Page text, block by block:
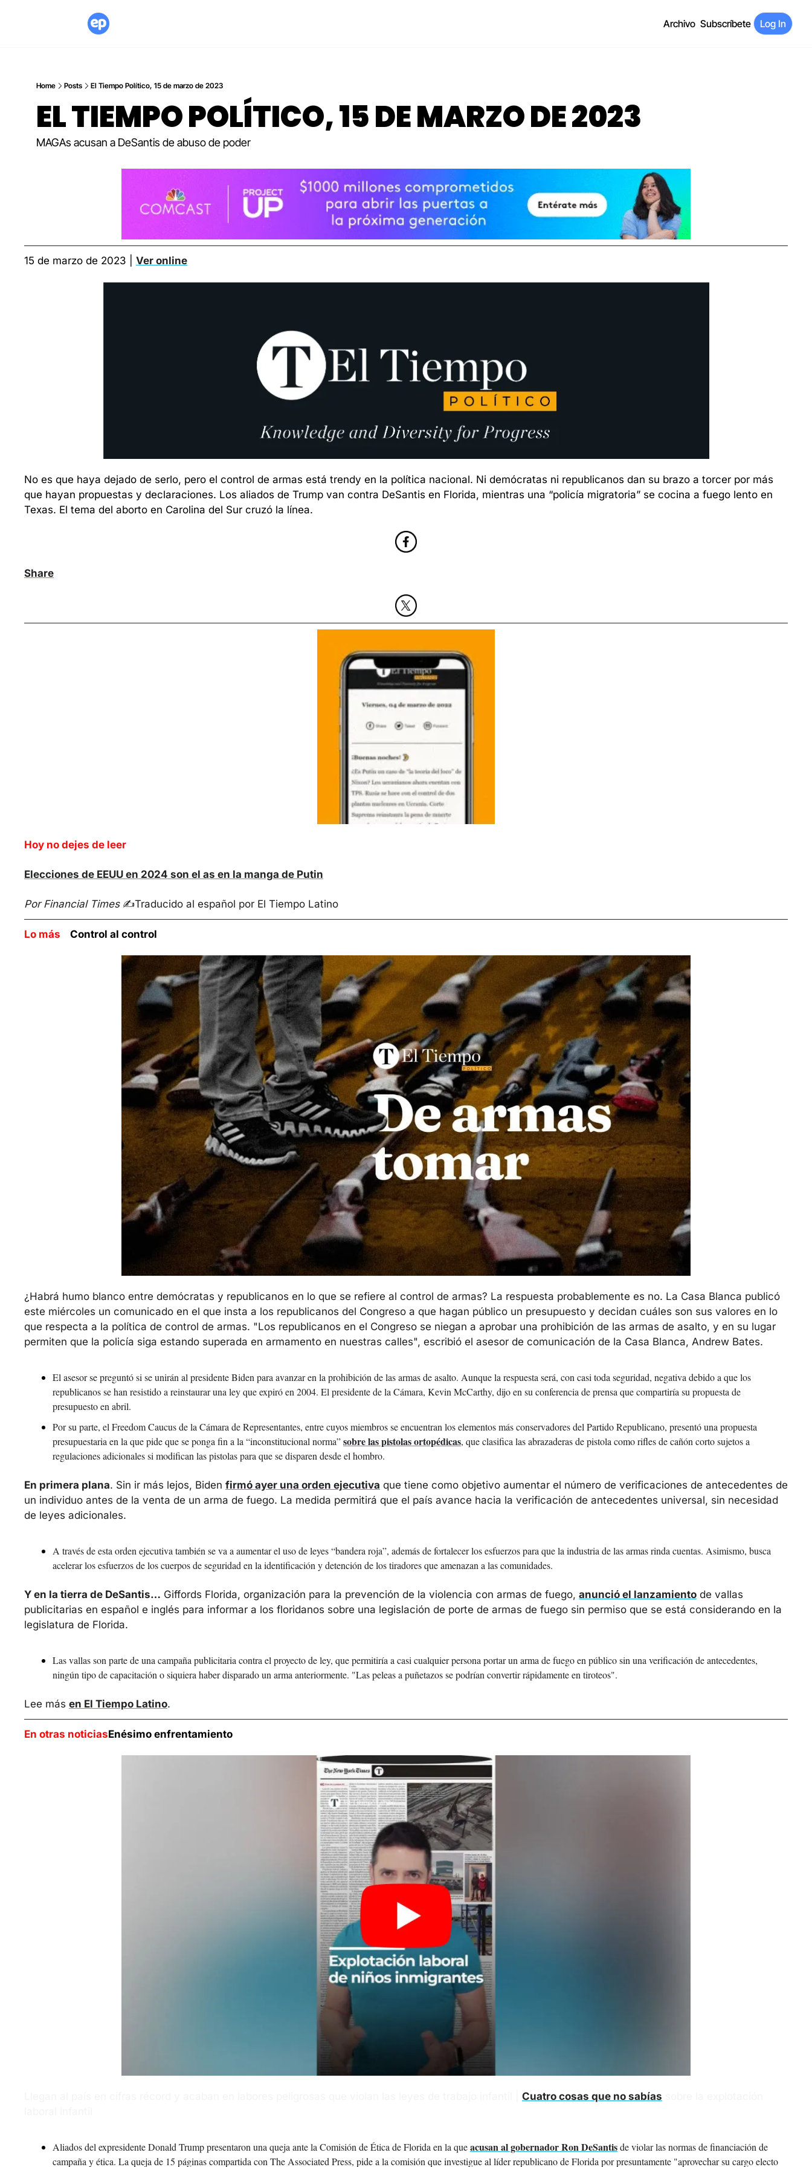
Archivo Subscríbete Log In
Home Posts El Tiempo Político, 15 de marzo de 2023
EL TIEMPO POLÍTICO, 15 DE MARZO DE 2023
MAGAs acusan a DeSantis de abuso de poder
15 de marzo de 2023 | Ver online
No es que haya dejado de serlo, pero el control de armas está trendy en la política nacional. Ni demócratas ni republicanos dan su brazo a torcer por más
que hayan propuestas y declaraciones. Los aliados de Trump van contra DeSantis en Florida, mientras una “policía migratoria” se cocina a fuego lento en
Texas. El tema del aborto en Carolina del Sur cruzó la línea.
Share
Hoy no dejes de leer
Elecciones de EEUU en 2024 son el as en la manga de Putin
Por Financial Times ✍️Traducido al español por El Tiempo Latino
Lo más Control al control
¿Habrá humo blanco entre demócratas y republicanos en lo que se refiere al control de armas? La respuesta probablemente es no. La Casa Blanca publicó
este miércoles un comunicado en el que insta a los republicanos del Congreso a que hagan público un presupuesto y decidan cuáles son sus valores en lo
que respecta a la política de control de armas. "Los republicanos en el Congreso se niegan a aprobar una prohibición de las armas de asalto, y en su lugar
permiten que la policía siga estando superada en armamento en nuestras calles", escribió el asesor de comunicación de la Casa Blanca, Andrew Bates.
El asesor se preguntó si se unirán al presidente Biden para avanzar en la prohibición de las armas de asalto. Aunque la respuesta será, con casi toda seguridad, negativa debido a que los
republicanos se han resistido a reinstaurar una ley que expiró en 2004. El presidente de la Cámara, Kevin McCarthy, dijo en su conferencia de prensa que compartiría su propuesta de
presupuesto en abril.
Por su parte, el Freedom Caucus de la Cámara de Representantes, entre cuyos miembros se encuentran los elementos más conservadores del Partido Republicano, presentó una propuesta
presupuestaria en la que pide que se ponga fin a la “inconstitucional norma” sobre las pistolas ortopédicas, que clasifica las abrazaderas de pistola como rifles de cañón corto sujetos a
regulaciones adicionales si modifican las pistolas para que se disparen desde el hombro.
En primera plana. Sin ir más lejos, Biden firmó ayer una orden ejecutiva que tiene como objetivo aumentar el número de verificaciones de antecedentes de
un individuo antes de la venta de un arma de fuego. La medida permitirá que el país avance hacia la verificación de antecedentes universal, sin necesidad
de leyes adicionales.
A través de esta orden ejecutiva también se va a aumentar el uso de leyes “bandera roja”, además de fortalecer los esfuerzos para que la industria de las armas rinda cuentas. Asimismo, busca
acelerar los esfuerzos de los cuerpos de seguridad en la identificación y detención de los tiradores que amenazan a las comunidades.
Y en la tierra de DeSantis… Giffords Florida, organización para la prevención de la violencia con armas de fuego, anunció el lanzamiento de vallas
publicitarias en español e inglés para informar a los floridanos sobre una legislación de porte de armas de fuego sin permiso que se está considerando en la
legislatura de Florida.
Las vallas son parte de una campaña publicitaria contra el proyecto de ley, que permitiría a casi cualquier persona portar un arma de fuego en público sin una verificación de antecedentes,
ningún tipo de capacitación o siquiera haber disparado un arma anteriormente. "Las peleas a puñetazos se podrían convertir rápidamente en tiroteos".
Lee más en El Tiempo Latino.
En otras noticiasEnésimo enfrentamiento
Cuatro cosas que no sabías
Aliados del expresidente Donald Trump presentaron una queja ante la Comisión de Ética de Florida en la que acusan al gobernador Ron DeSantis de violar las normas de financiación de
campaña y ética. La queja de 15 páginas compartida con The Associated Press, pide a la comisión que investigue al líder republicano de Florida por presuntamente "aprovechar su cargo electo